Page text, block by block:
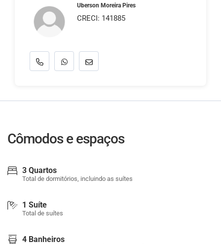
Uberson Moreira Pires
CRECI: 141885
Cômodos e espaços
3 Quartos
Total de dormitórios, incluindo as suítes
1 Suíte
Total de suítes
4 Banheiros